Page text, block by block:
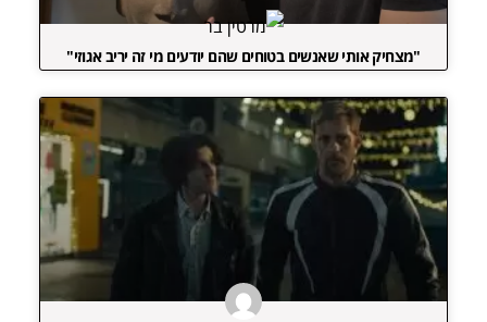
"מצחיק אותי שאנשים בטוחים שהם יודעים מי זה יריב אגוזי"